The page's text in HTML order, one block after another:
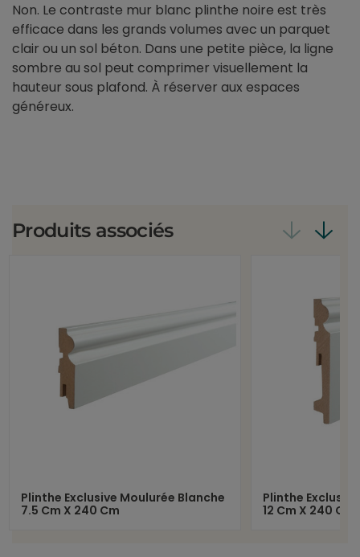
Non. Le contraste mur blanc plinthe noire est très
efficace dans les grands volumes avec un parquet
clair ou un sol béton. Dans une petite pièce, la ligne
sombre au sol peut comprimer visuellement la
hauteur sous plafond. À réserver aux espaces
généreux.
Produits associés
Plinthe Exclusive Moulurée Blanche
7.5 Cm X 240 Cm
Plinthe
12 Cm X 240 Cm